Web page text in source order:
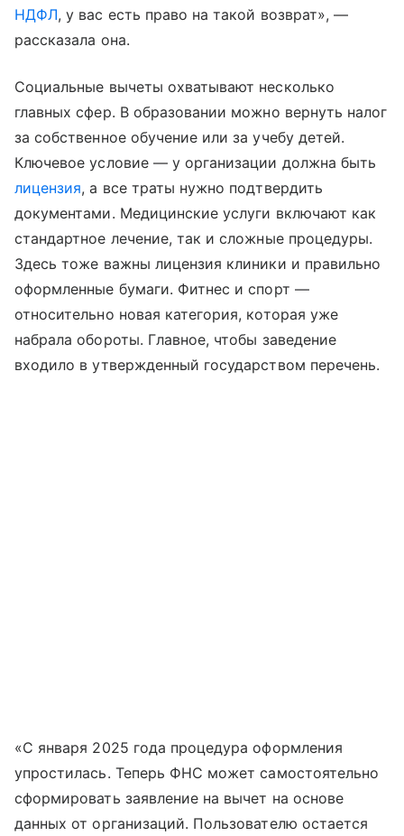
НДФЛ, у вас есть право на такой возврат», —
рассказала она.
Социальные вычеты охватывают несколько
главных сфер. В образовании можно вернуть налог
за собственное обучение или за учебу детей.
Ключевое условие — у организации должна быть
лицензия, а все траты нужно подтвердить
документами. Медицинские услуги включают как
стандартное лечение, так и сложные процедуры.
Здесь тоже важны лицензия клиники и правильно
оформленные бумаги. Фитнес и спорт —
относительно новая категория, которая уже
набрала обороты. Главное, чтобы заведение
входило в утвержденный государством перечень.
«С января 2025 года процедура оформления
упростилась. Теперь ФНС может самостоятельно
сформировать заявление на вычет на основе
данных от организаций. Пользователю остается